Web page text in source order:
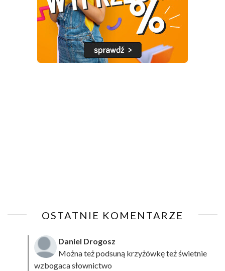
OSTATNIE KOMENTARZE
Daniel Drogosz
Można też podsuną krzyżówkęteż świetnie
wzbogaca słownictwo